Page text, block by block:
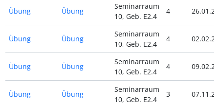
Übung Übung
Seminarraum
10, Geb. E2.4
4 26.01.24
Übung Übung
Seminarraum
10, Geb. E2.4
4 02.02.24
Übung Übung
Seminarraum
10, Geb. E2.4
4 09.02.24
Übung Übung
Seminarraum
10, Geb. E2.4
3 07.11.23